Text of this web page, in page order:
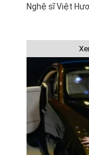
Nghệ sĩ Việt